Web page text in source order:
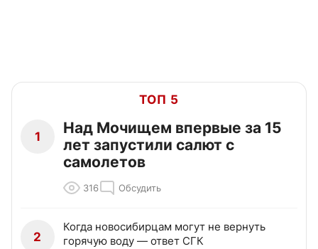
ТОП 5
1
Над Мочищем впервые за 15
лет запустили салют с
самолетов
316 Обсудить
2
Когда новосибирцам могут не вернуть
горячую воду — ответ СГК